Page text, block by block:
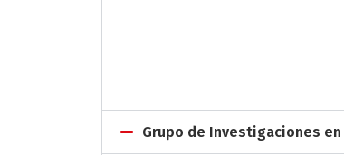
Grupo de Investigaciones